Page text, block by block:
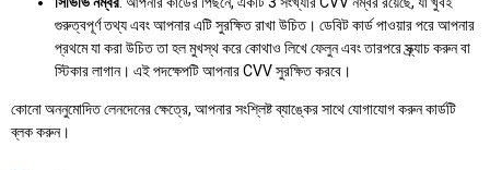
গুরুত্বপূর্ণ তথ্য এবং আপনার এটি সুরক্ষিত রাখা উচিত। ডেবিট কার্ড পাওয়ার পরে আপনার
প্রথমে যা করা উচিত তা হল মুখস্থ করে কোথাও লিখে ফেলুন এবং তারপরে স্ক্র্যাচ করুন বা
স্টিকার লাগান। এই পদক্ষেপটি আপনার CVV সুরক্ষিত করবে।
কোনো অননুমোদিত লেনদেনের ক্ষেত্রে, আপনার সংশ্লিষ্ট ব্যাঙ্কের সাথে যোগাযোগ করুন কার্ডটি
ব্লক করুন।